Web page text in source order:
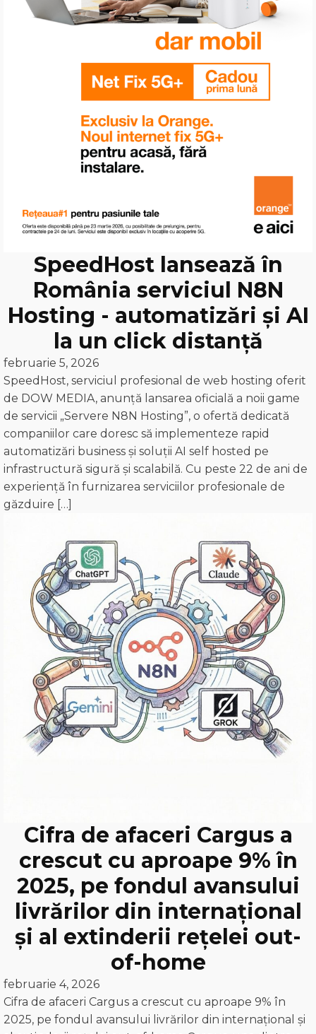
SpeedHost lansează în
România serviciul N8N
Hosting - automatizări și AI
la un click distanță
februarie 5, 2026
SpeedHost, serviciul profesional de web hosting oferit
de DOW MEDIA, anunță lansarea oficială a noii game
de servicii „Servere N8N Hosting”, o ofertă dedicată
companiilor care doresc să implementeze rapid
automatizări business și soluții AI self hosted pe
infrastructură sigură și scalabilă. Cu peste 22 de ani de
experiență în furnizarea serviciilor profesionale de
găzduire […]
Cifra de afaceri Cargus a
crescut cu aproape 9% în
2025, pe fondul avansului
livrărilor din internațional
și al extinderii rețelei out-
of-home
februarie 4, 2026
Cifra de afaceri Cargus a crescut cu aproape 9% în
2025, pe fondul avansului livrărilor din internațional și